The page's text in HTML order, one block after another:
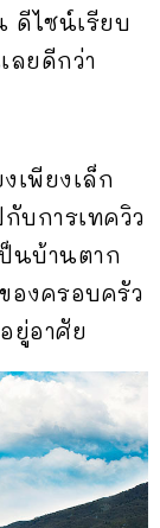
ดีไซน์เรียบ
ลยดีกว่า
เพียงเล็ก
บการเทควิว
นบ้านตาก
องครอบครัว
ยู่อาศัย